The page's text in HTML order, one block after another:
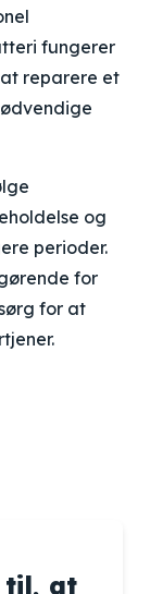
fungerer
reparere et
og
perioder.
for
for at
til, at